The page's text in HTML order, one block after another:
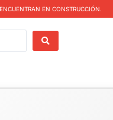
EN CONSTRUCCIÓN.